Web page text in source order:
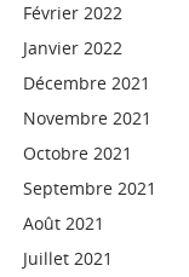
Février 2022
Janvier 2022
Décembre 2021
Novembre 2021
Octobre 2021
Septembre 2021
Août 2021
Juillet 2021